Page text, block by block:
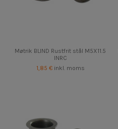
Møtrik BLIND Rustfrit stål M5X11.5
INRC
1,85 € inkl. moms